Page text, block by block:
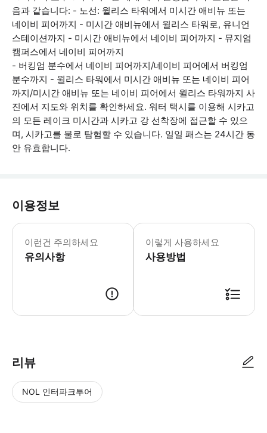
음과 같습니다: - 노선: 윌리스 타워에서 미시간 애비뉴 또는
네이비 피어까지 - 미시간 애비뉴에서 윌리스 타워로, 유니언
스테이션까지 - 미시간 애비뉴에서 네이비 피어까지 - 뮤지엄
캠퍼스에서 네이비 피어까지
- 버킹엄 분수에서 네이비 피어까지/네이비 피어에서 버킹엄
분수까지 - 윌리스 타워에서 미시간 애비뉴 또는 네이비 피어
까지/미시간 애비뉴 또는 네이비 피어에서 윌리스 타워까지 사
진에서 지도와 위치를 확인하세요. 워터 택시를 이용해 시카고
의 모든 레이크 미시간과 시카고 강 선착장에 접근할 수 있으
며, 시카고를 물로 탐험할 수 있습니다. 일일 패스는 24시간 동
안 유효합니다.
이용정보
이런건 주의하세요
유의사항
수상 택시는 15~30분 간격으로 운행
이렇게 사용하세요
사용방법
리뷰
NOL 인터파크투어